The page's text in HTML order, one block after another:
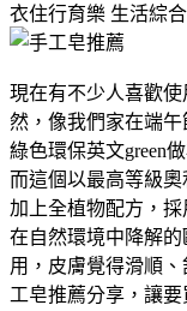
衣住行育樂 生活綜合
現在有不少人喜歡
然，像我們家在端午
綠色環保英文green
而這個以最高等級
加上全植物配方，
在自然環境中降解的
用，皮膚覺得滑順
工皂推薦分享，讓